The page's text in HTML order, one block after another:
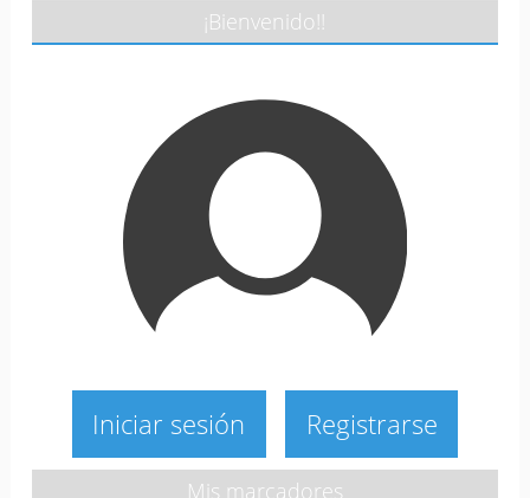
¡Bienvenido!!
Iniciar sesión Registrarse
Mis marcadores